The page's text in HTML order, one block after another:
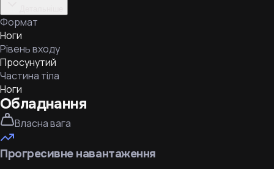
Формат
Ноги
Рівень входу
Просунутий
Частина тіла
Ноги
Обладнання
Власна вага
Прогресивне навантаження